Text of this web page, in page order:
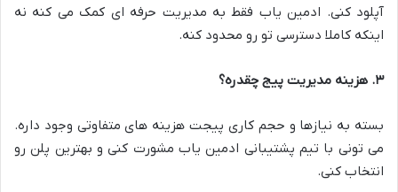
آپلود کنی. ادمین یاب فقط به مدیریت حرفه ای کمک می کنه نه
اینکه کاملا دسترسی تو رو محدود کنه.
۳. هزینه مدیریت پیج چقدره؟
بسته به نیازها و حجم کاری پیجت هزینه های متفاوتی وجود داره.
می تونی با تیم پشتیبانی ادمین یاب مشورت کنی و بهترین پلن رو
انتخاب کنی.